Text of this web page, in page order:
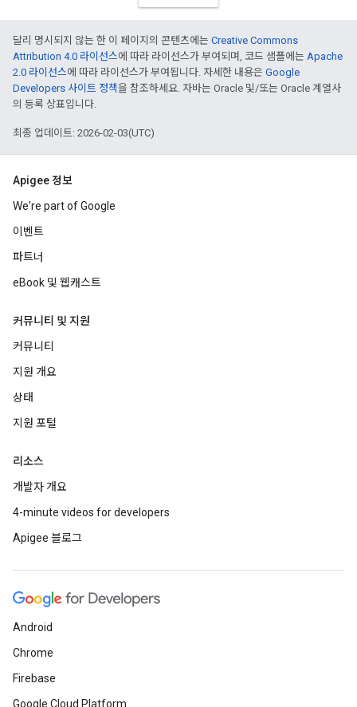
달리 명시되지 않는 한 이 페이지의 콘텐츠에는 Creative Commons
Attribution 4.0 라이선스에 따라 라이선스가 부여되며, 코드 샘플에는 Apache
2.0 라이선스에 따라 라이선스가 부여됩니다. 자세한 내용은 Google
Developers 사이트 정책을 참조하세요. 자바는 Oracle 및/또는 Oracle 계열사
의 등록 상표입니다.
최종 업데이트: 2026-02-03(UTC)
Apigee 정보
We're part of Google
이벤트
파트너
eBook 및 웹캐스트
커뮤니티 및 지원
커뮤니티
지원 개요
상태
지원 포털
리소스
개발자 개요
4-minute videos for developers
Apigee 블로그
Android
Chrome
Firebase
Google Cloud Platform